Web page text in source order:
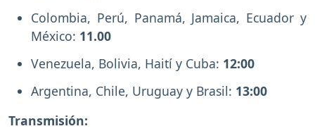
Colombia, Perú, Panamá, Jamaica, Ecuador y
México: 11.00
Venezuela, Bolivia, Haití y Cuba: 12:00
Argentina, Chile, Uruguay y Brasil: 13:00
Transmisión: